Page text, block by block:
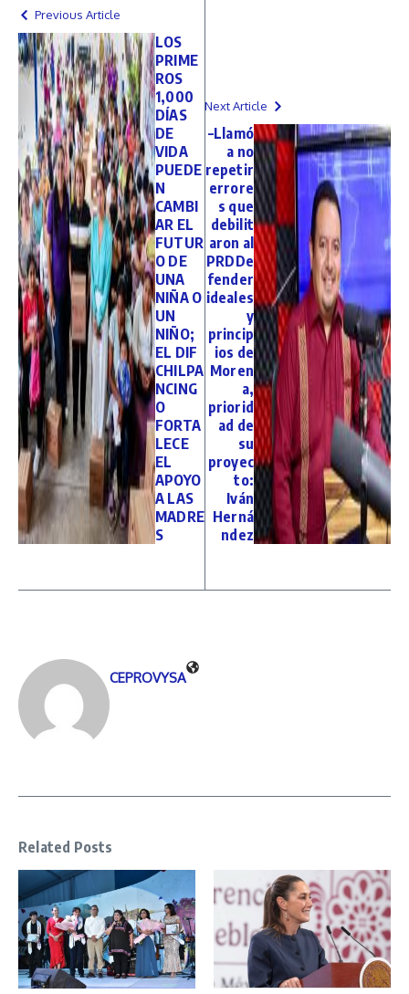
Previous Article
LOS
PRIME
ROS
1,000
DÍAS
DE
VIDA
PUEDE
N
CAMBI
AR EL
FUTUR
O DE
UNA
NIÑA O
UN
NIÑO;
EL DIF
CHILPA
NCING
O
FORTA
LECE
EL
APOYO
A LAS
MADRE
S
Next Article
–Llamó
a no
repetir
errore
s que
debilit
aron al
PRDDe
fender
ideales
y
princip
ios de
Moren
a,
priorid
ad de
su
proyec
to:
Iván
Herná
ndez
CEPROVYSA
Related Posts